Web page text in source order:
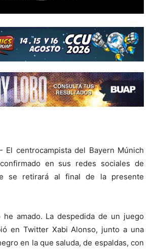
El centrocampista del Bayern Múnich
en sus redes sociales de
se retirará al final de la presente
he amado. La despedida de un juego
en Twitter Xabi Alonso, junto a una
en la que saluda, de espaldas, con